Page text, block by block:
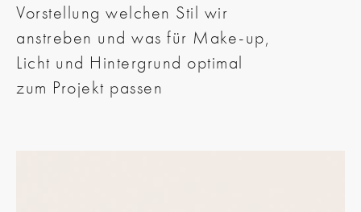
Vorstellung welchen Stil wir
anstreben und was für Make-up,
Licht und Hintergrund optimal
zum Projekt passen